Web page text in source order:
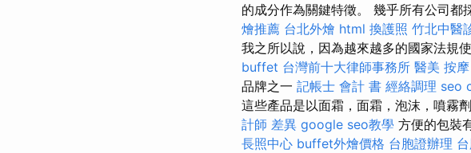
的成分作為關鍵特徵。 幾乎所有公司都
燴推薦 台北外燴 html 換護照 竹北中醫
我之所以說，因為越來越多的國家法規
buffet 台灣前十大律師事務所 醫美 按
品牌之一 記帳士 會計 書 經絡調理 seo
這些產品是以面霜，面霜，泡沫，噴霧
計師 差異 google seo教學 方便的包裝
長照中心 buffet外燴價格 台胞證辦理